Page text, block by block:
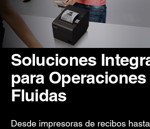
Soluciones
para
Fluidas
Desde impresoras de recibos